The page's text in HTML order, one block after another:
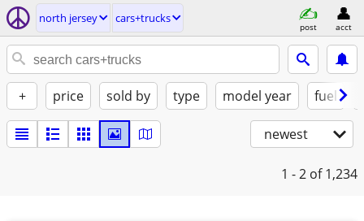
north jersey cars+trucks
post acct
+ price sold by type model year fuel
newest
1 - 2 of 1,234